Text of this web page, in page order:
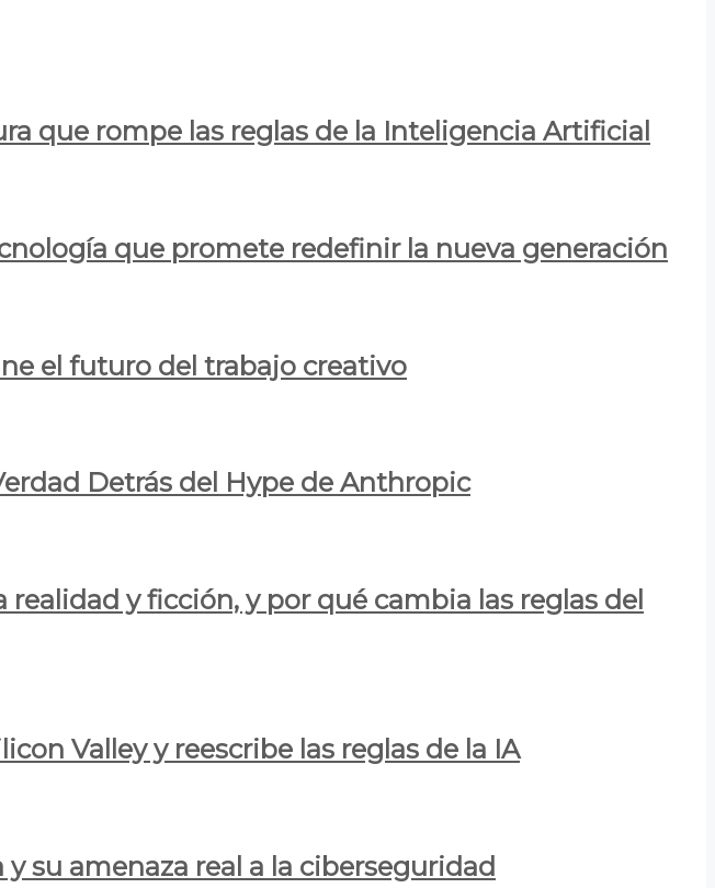
que rompe las reglas de la Inteligencia Artificial
que promete redefinir la nueva generación
el futuro del trabajo creativo
Detrás del Hype de Anthropic
y ficción, y por qué cambia las reglas del
Valley y reescribe las reglas de la IA
su amenaza real a la ciberseguridad